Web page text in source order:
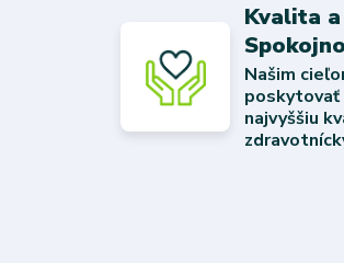
Kvalita a
Našim
poskytovať
najvyššiu